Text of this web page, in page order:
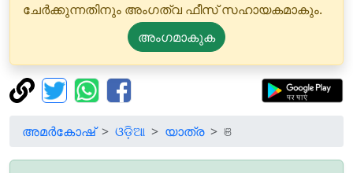
ചേർക്കുന്നതിനും അംഗത്വ ഫീസ് സഹായകമാകും.
അംഗമാകുക
അമർകോഷ് ଓଡ଼ିଆ യാത്ര ଞ